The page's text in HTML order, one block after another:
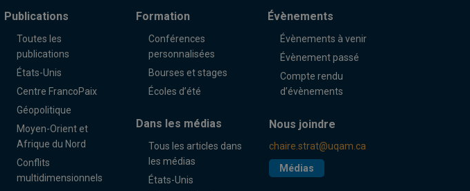
Publications
Toutes les
publications
États-Unis
Centre FrancoPaix
Géopolitique
Moyen-Orient et
Afrique du Nord
Conflits
multidimensionnels
Formation
Conférences
personnalisées
Bourses et stages
Écoles d’été
Évènements
Évènements à venir
Évènement passé
Compte rendu
d’évènements
Dans les médias
Tous les articles dans
les médias
États-Unis
Nous joindre
chaire.strat@uqam.ca
Médias